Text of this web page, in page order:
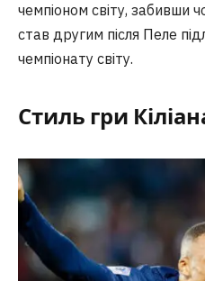
чемпіоном світу, забивши
став другим після Пеле
чемпіонату світу.
Стиль гри